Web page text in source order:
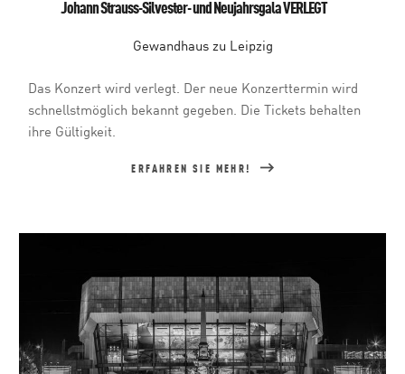
Johann Strauss-Silvester- und Neujahrsgala VERLEGT
Gewandhaus zu Leipzig
Das Konzert wird verlegt. Der neue Konzerttermin wird
schnellstmöglich bekannt gegeben. Die Tickets behalten
ihre Gültigkeit.
ERFAHREN SIE MEHR!